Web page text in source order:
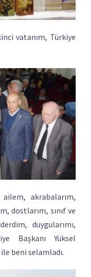
vatanım, Türkiye
akrabalarım,
dostlarım, sınıf ve
duygularımı,
Başkanı Yüksel
beni selamladı.